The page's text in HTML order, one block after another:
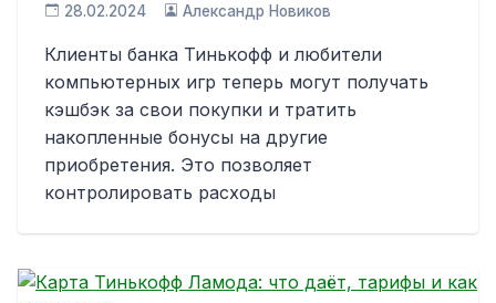
28.02.2024 Александр Новиков
Клиенты банка Тинькофф и любители
компьютерных игр теперь могут получать
кэшбэк за свои покупки и тратить
накопленные бонусы на другие
приобретения. Это позволяет
контролировать расходы